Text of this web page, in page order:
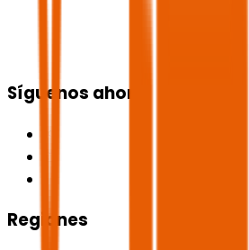
Síguenos ahora
Regiones